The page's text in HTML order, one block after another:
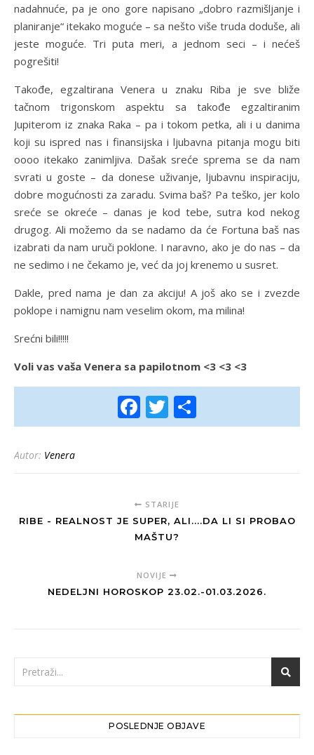
nadahnuće, pa je ono gore napisano „dobro razmišljanje i
planiranje“ itekako moguće – sa nešto više truda doduše, ali
jeste moguće. Tri puta meri, a jednom seci – i nećeš
pogrešiti!
Takođe, egzaltirana Venera u znaku Riba je sve bliže
tačnom trigonskom aspektu sa takođe egzaltiranim
Jupiterom iz znaka Raka – pa i tokom petka, ali i u danima
koji su ispred nas i finansijska i ljubavna pitanja mogu biti
oooo itekako zanimljiva. Dašak sreće sprema se da nam
svrati u goste – da donese uživanje, ljubavnu inspiraciju,
dobre mogućnosti za zaradu. Svima baš? Pa teško, jer kolo
sreće se okreće – danas je kod tebe, sutra kod nekog
drugog. Ali možemo da se nadamo da će Fortuna baš nas
izabrati da nam uruči poklone. I naravno, ako je do nas – da
ne sedimo i ne čekamo je, već da joj krenemo u susret.
Dakle, pred nama je dan za akciju! A još ako se i zvezde
poklope i namignu nam veselim okom, ma milina!
Srećni bili!!!!!
Voli vas vaša Venera sa papilotnom <3 <3 <3
Facebook
Twitter
Autor: Venera
STARIJE
RIBE - REALNOST JE SUPER, ALI....DA LI SI PROBAO
MAŠTU?
NOVIJE
NEDELJNI HOROSKOP 23.02.-01.03.2026.
POSLEDNJE OBJAVE